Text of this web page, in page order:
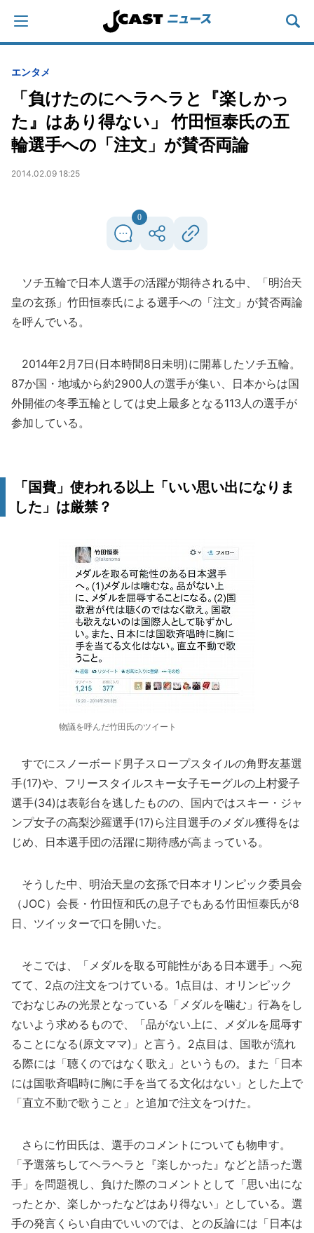
エンタメ
「負けたのにヘラヘラと『楽しかっ
た』はあり得ない」 竹田恒泰氏の五
輪選手への「注文」が賛否両論
2014.02.09 18:25
0
ソチ五輪で日本人選手の活躍が期待される中、「明治天
皇の玄孫」竹田恒泰氏による選手への「注文」が賛否両論
を呼んでいる。
2014年2月7日(日本時間8日未明)に開幕したソチ五輪。
87か国・地域から約2900人の選手が集い、日本からは国
外開催の冬季五輪としては史上最多となる113人の選手が
参加している。
「国費」使われる以上「いい思い出になりま
した」は厳禁？
物議を呼んだ竹田氏のツイート
すでにスノーボード男子スロープスタイルの角野友基選
手(17)や、フリースタイルスキー女子モーグルの上村愛子
選手(34)は表彰台を逃したものの、国内ではスキー・ジャ
ンプ女子の高梨沙羅選手(17)ら注目選手のメダル獲得をは
じめ、日本選手団の活躍に期待感が高まっている。
そうした中、明治天皇の玄孫で日本オリンピック委員会
（JOC）会長・竹田恆和氏の息子でもある竹田恒泰氏が8
日、ツイッターで口を開いた。
そこでは、「メダルを取る可能性がある日本選手」へ宛
てて、2点の注文をつけている。1点目は、オリンピック
でおなじみの光景となっている「メダルを噛む」行為をし
ないよう求めるもので、「品がない上に、メダルを屈辱す
ることになる(原文ママ)」と言う。2点目は、国歌が流れ
る際には「聴くのではなく歌え」というもの。また「日本
には国歌斉唱時に胸に手を当てる文化はない」とした上で
「直立不動で歌うこと」と追加で注文をつけた。
さらに竹田氏は、選手のコメントについても物申す。
「予選落ちしてヘラヘラと『楽しかった』などと語った選
手」を問題視し、負けた際のコメントとして「思い出にな
ったとか、楽しかったなどはあり得ない」としている。選
手の発言くらい自由でいいのでは、との反論には「日本は